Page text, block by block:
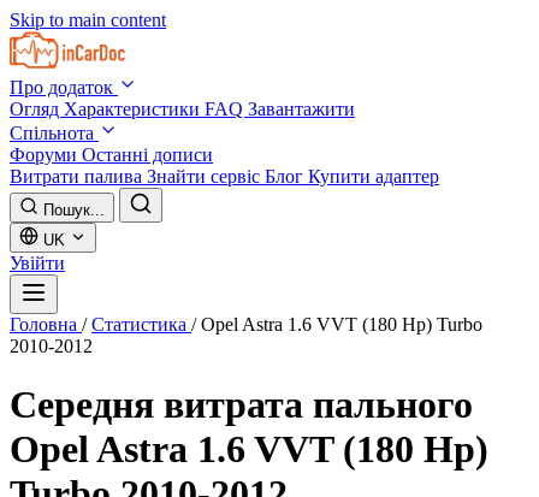
Skip to main content
Про додаток
Огляд Характеристики FAQ Завантажити
Спільнота
Форуми Останні дописи
Витрати палива Знайти сервіс Блог Купити адаптер
Пошук...
UK
Увійти
Головна / Статистика / Opel Astra 1.6 VVT (180 Hp) Turbo
2010-2012
Середня витрата пального
Opel Astra 1.6 VVT (180 Hp)